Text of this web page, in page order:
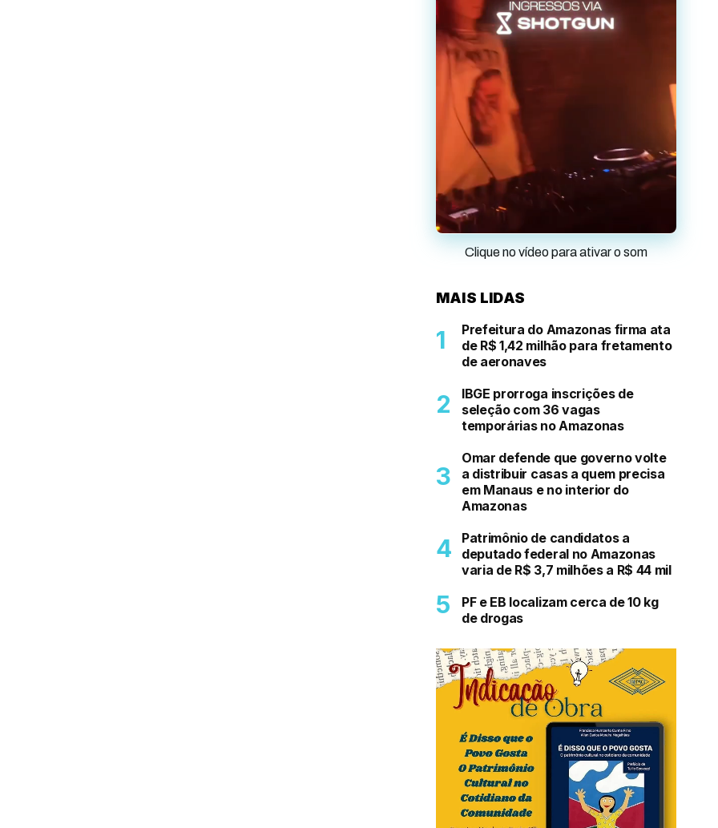
Clique no vídeo para ativar o som
MAIS LIDAS
Prefeitura do Amazonas firma ata
de R$ 1,42 milhão para fretamento
de aeronaves
IBGE prorroga inscrições de
seleção com 36 vagas
temporárias no Amazonas
Omar defende que governo volte
a distribuir casas a quem precisa
em Manaus e no interior do
Amazonas
Patrimônio de candidatos a
deputado federal no Amazonas
varia de R$ 3,7 milhões a R$ 44 mil
PF e EB localizam cerca de 10 kg
de drogas